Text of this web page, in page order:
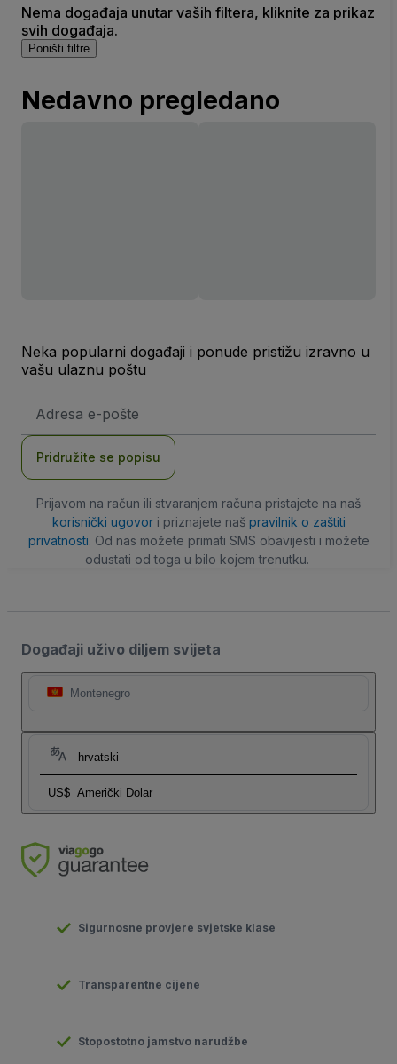
Nema događaja unutar vaših filtera, kliknite za prikaz
svih događaja.
Poništi filtre
Nedavno pregledano
Neka popularni događaji i ponude pristižu izravno u
vašu ulaznu poštu
mail
Pridružite se popisu
Prijavom na račun ili stvaranjem računa pristajete na naš
korisnički ugovori priznajete naš pravilnik o zaštiti
privatnosti. Od nas možete primati SMS obavijesti i možete
odustati od toga u bilo kojem trenutku.
Događaji uživo diljem svijeta
Montenegro
hrvatski
US$ Američki Dolar
Sigurnosne provjere svjetske klase
Transparentne cijene
Stopostotno jamstvo narudžbe